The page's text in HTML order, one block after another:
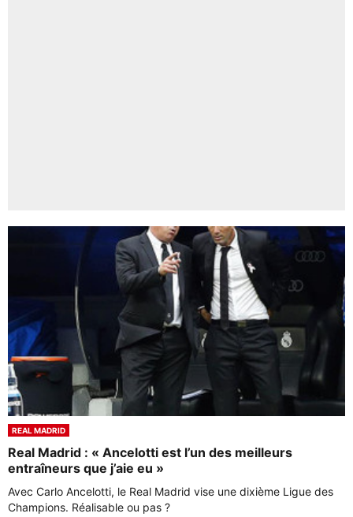
REAL MADRID
Real Madrid : « Ancelotti est l’un des meilleurs
entraîneurs que j’aie eu »
Avec Carlo Ancelotti, le Real Madrid vise une dixième Ligue des
Champions. Réalisable ou pas ?